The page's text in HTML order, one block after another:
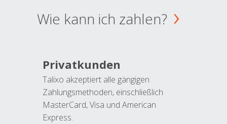
Wie kann ich zahlen?
Privatkunden
Talixo akzeptiert alle gängigen
Zahlungsmethoden, einschließlich
MasterCard, Visa und American
Express.